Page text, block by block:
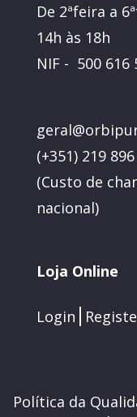
De 2ªfeira a
14h às 18h
NIF - 500 616
(+351) 219
(Custo de
nacional)
Loja Online
Login
Política da